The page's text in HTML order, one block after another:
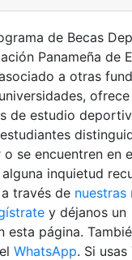
de Becas
Panameña de
a otras
ofrece
de estudio
o se encuentren en
inquietud
través de nuestras
y déjanos un
esta página.
WhatsApp. Si usas